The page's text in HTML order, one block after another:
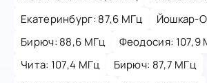
Екатеринбург: 87,6 МГц
Йошкар-
Бирюч: 88,6 МГц
Феодосия: 107,9
Чита: 107,4 МГц
Бирюч: 87,7 МГц